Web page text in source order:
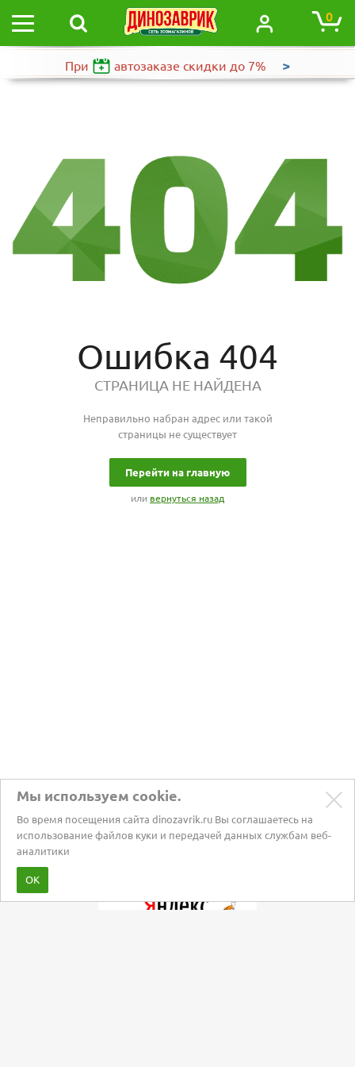
0
При автозаказе скидки до 7% >
Ошибка 404
СТРАНИЦА НЕ НАЙДЕНА
Неправильно набран адрес или такой
страницы не существует
Перейти на главную
или вернуться назад
Мы используем cookie.
Во время посещения сайта dinozavrik.ru Вы соглашаетесь на
использование файлов куки и передачей данных службам веб-
аналитики
ОК